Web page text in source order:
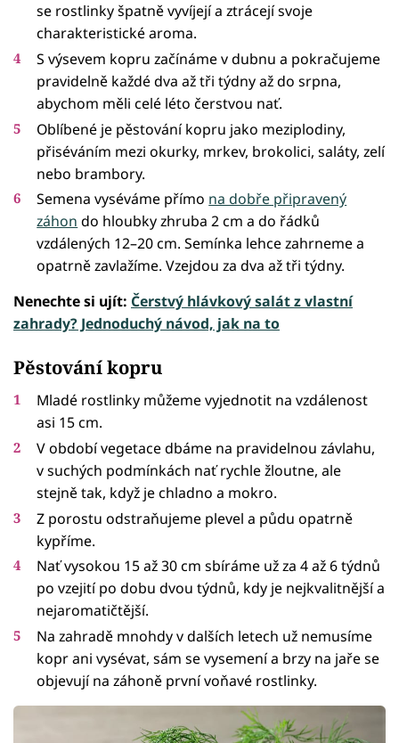
se rostlinky špatně vyvíjejí a ztrácejí svoje
charakteristické aroma.
S výsevem kopru začínáme v dubnu a pokračujeme
pravidelně každé dva až tři týdny až do srpna,
abychom měli celé léto čerstvou nať.
Oblíbené je pěstování kopru jako meziplodiny,
přiséváním mezi okurky, mrkev, brokolici, saláty, zelí
nebo brambory.
Semena vyséváme přímo na dobře připravený
záhon do hloubky zhruba 2 cm a do řádků
vzdálených 12–20 cm. Semínka lehce zahrneme a
opatrně zavlažíme. Vzejdou za dva až tři týdny.
Nenechte si ujít: Čerstvý hlávkový salát z vlastní
zahrady? Jednoduchý návod, jak na to
Pěstování kopru
Mladé rostlinky můžeme vyjednotit na vzdálenost
asi 15 cm.
V období vegetace dbáme na pravidelnou závlahu,
v suchých podmínkách nať rychle žloutne, ale
stejně tak, když je chladno a mokro.
Z porostu odstraňujeme plevel a půdu opatrně
kypříme.
Nať vysokou 15 až 30 cm sbíráme už za 4 až 6 týdnů
po vzejití po dobu dvou týdnů, kdy je nejkvalitnější a
nejaromatičtější.
Na zahradě mnohdy v dalších letech už nemusíme
kopr ani vysévat, sám se vysemení a brzy na jaře se
objevují na záhoně první voňavé rostlinky.